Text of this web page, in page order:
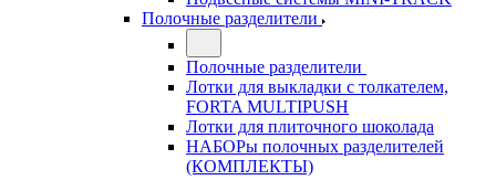
Полочные разделители
Полочные разделители
Лотки для выкладки с толкателем,
FORTA MULTIPUSH
Лотки для плиточного шоколада
НАБОРы полочных разделителей
(КОМПЛЕКТЫ)